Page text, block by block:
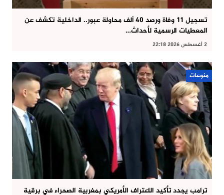
تسجيل 11 وفاة ورصد 40 ألف محاولة عبور.. الداخلية تكشف عن
المعطيات الرسمية لأحداث…
2 أغسطس 2026 22:18
منوعات
ترامب يجدد تأكيد الاعتراف الأمريكي بمغربية الصحراء في برقية